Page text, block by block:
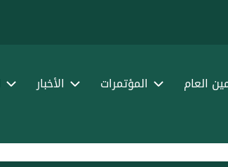
العام المؤتمرات الأخبار